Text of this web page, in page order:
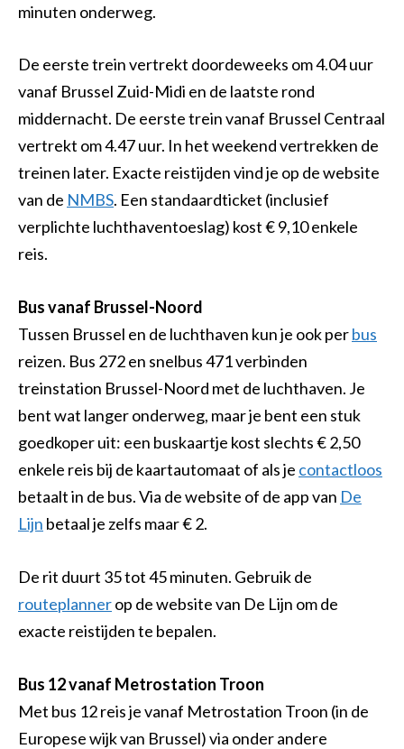
minuten onderweg.
De eerste trein vertrekt doordeweeks om 4.04 uur
vanaf Brussel Zuid-Midi en de laatste rond
middernacht. De eerste trein vanaf Brussel Centraal
vertrekt om 4.47 uur. In het weekend vertrekken de
treinen later. Exacte reistijden vind je op de website
van de NMBS. Een standaardticket (inclusief
verplichte luchthaventoeslag) kost € 9,10 enkele
reis.
Bus vanaf Brussel-Noord
Tussen Brussel en de luchthaven kun je ook perbus
reizen. Bus 272 en snelbus 471 verbinden
treinstation Brussel-Noord met de luchthaven. Je
bent wat langer onderweg, maar je bent een stuk
goedkoper uit: een buskaartje kost slechts € 2,50
enkele reis bij de kaartautomaat of als je contactloos
betaalt in de bus. Via de website of de app van De
Lijn betaal je zelfs maar € 2.
De rit duurt 35 tot 45 minuten. Gebruik de
routeplannerop de website van De Lijn om de
exacte reistijden te bepalen.
Bus 12 vanaf Metrostation Troon
Met bus 12 reis je vanaf Metrostation Troon (in de
Europese wijk van Brussel) via onder andere